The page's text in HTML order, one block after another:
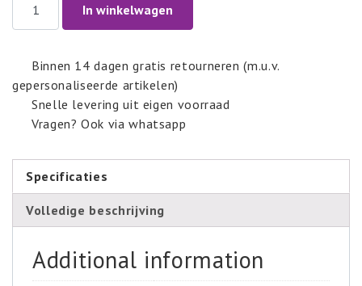
In winkelwagen
Binnen 14 dagen gratis retourneren (m.u.v.
gepersonaliseerde artikelen)
Snelle levering uit eigen voorraad
Vragen? Ook via whatsapp
Specificaties
Volledige beschrijving
Additional information